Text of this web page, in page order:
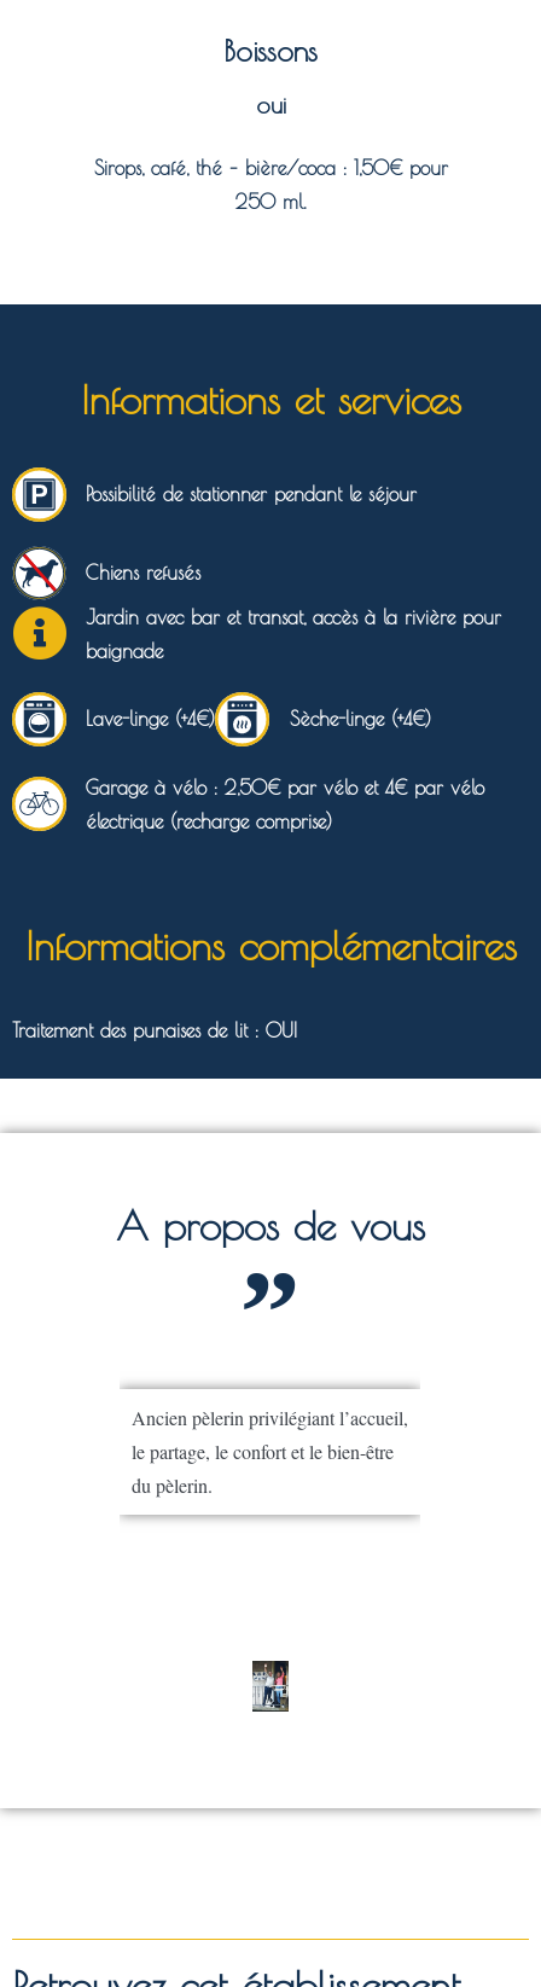
Boissons
oui
Sirops, café, thé – bière/coca : 1,50€ pour
250 ml.
Informations et services
Possibilité de stationner pendant le séjour
Chiens refusés
Jardin avec bar et transat, accès à la rivière pour
baignade
Lave-linge (+4€) Sèche-linge (+4€)
Garage à vélo : 2,50€ par vélo et 4€ par vélo
électrique (recharge comprise)
Informations complémentaires
Traitement des punaises de lit : OUI
A propos de vous
Ancien pèlerin privilégiant l’accueil,
le partage, le confort et le bien-être
du pèlerin.